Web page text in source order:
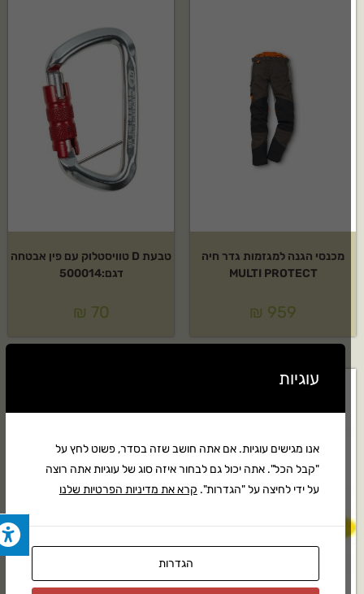
מכנסי הגנה למגזמות גדר חיה
MULTI PROTECT
₪959
טבעת D טוויסטלוק עם פין אבטחה
דגם:500014
₪70
עוגיות
אנו מגישים עוגיות. אם אתה חושב שזה בסדר, פשוט לחץ על
"קבל הכל". אתה יכול גם לבחור איזה סוג של עוגיות אתה רוצה
על ידי לחיצה על "הגדרות".קרא את מדיניות הפרטיות שלנו
הגדרות